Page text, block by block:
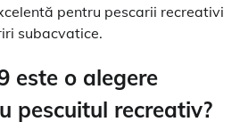
pentru pescarii recreativi
subacvatice.
este o alegere
pescuitul recreativ?